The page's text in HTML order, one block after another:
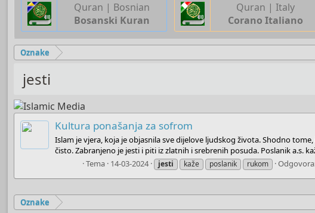
Quran | Bosnian
Bosanski Kuran
Quran | Italy
Corano Italiano
Oznake
jesti
Kultura ponašanja za sofrom
Islam je vjera, koja je objasnila sve dijelove ljudskog života. Shodno
čisto. Zabranjeno je jesti i piti iz zlatnih i srebrenih posuda. Poslanik a.s.
Tema 14-03-2024 jesti kaže poslanik rukom
Oznake